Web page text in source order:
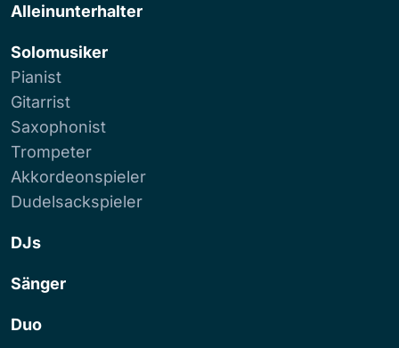
Alleinunterhalter
Solomusiker
Pianist
Gitarrist
Saxophonist
Trompeter
Akkordeonspieler
Dudelsackspieler
DJs
Sänger
Duo